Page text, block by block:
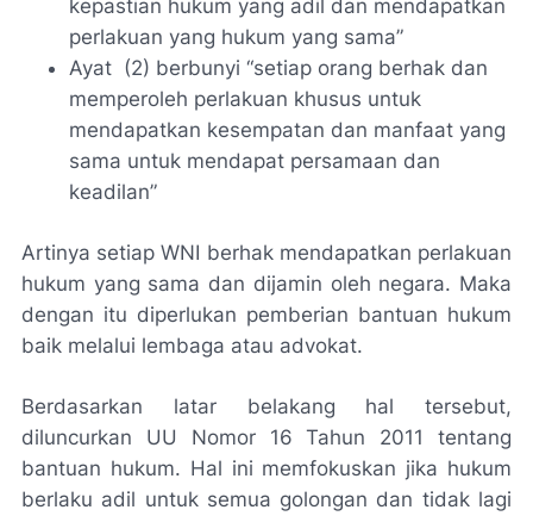
kepastian hukum yang adil dan mendapatkan
perlakuan yang hukum yang sama”
Ayat (2) berbunyi “setiap orang berhak dan
memperoleh perlakuan khusus untuk
mendapatkan kesempatan dan manfaat yang
sama untuk mendapat persamaan dan
keadilan”
Artinya setiap WNI berhak mendapatkan perlakuan
hukum yang sama dan dijamin oleh negara. Maka
dengan itu diperlukan pemberian bantuan hukum
baik melalui lembaga atau advokat.
Berdasarkan latar belakang hal tersebut,
diluncurkan UU Nomor 16 Tahun 2011 tentang
bantuan hukum. Hal ini memfokuskan jika hukum
berlaku adil untuk semua golongan dan tidak lagi